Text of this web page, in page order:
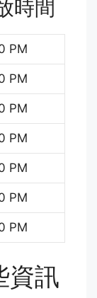
時間
PM
PM
PM
PM
PM
PM
PM
資訊